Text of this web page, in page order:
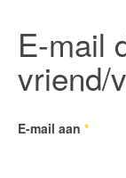
E-mail
vriend/
E-mail aan *